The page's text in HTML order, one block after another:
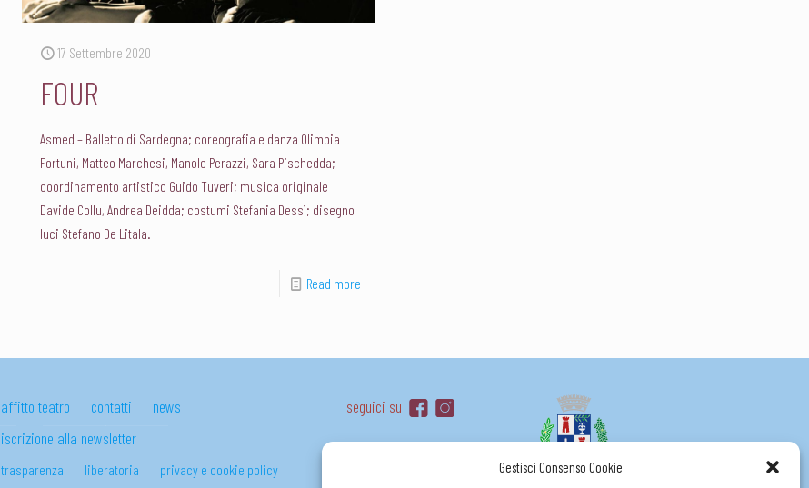
Gestisci Consenso Cookie
17 Settembre 2020
FOUR
Asmed – Balletto di Sardegna; coreografia e danza Olimpia
Fortuni, Matteo Marchesi, Manolo Perazzi, Sara Pischedda;
coordinamento artistico Guido Tuveri; musica originale
Davide Collu, Andrea Deidda; costumi Stefania Dessì; disegno
luci Stefano De Litala.
Read more
affitto teatro contatti
news
iscrizione alla newsletter
trasparenza liberatoria privacy e cookie policy
seguici su